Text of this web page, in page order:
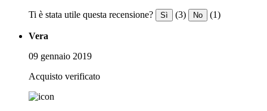
Ti è stata utile questa recensione? Sì (3) No (1)
Vera
09 gennaio 2019
Acquisto verificato